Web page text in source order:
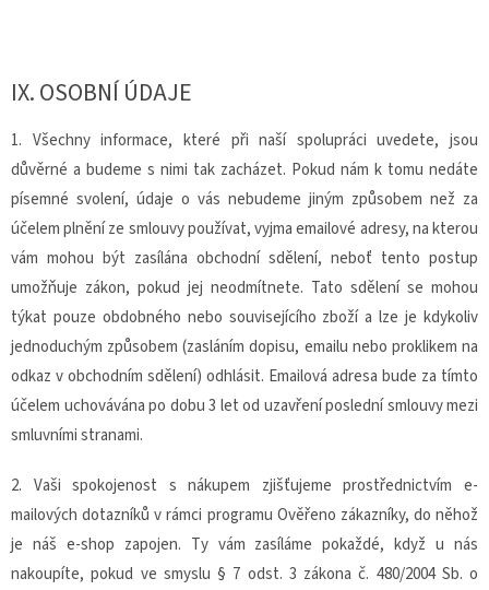
IX.OSOBNÍ ÚDAJE
1. Všechny informace, které při naší spolupráci uvedete, jsou
důvěrné a budeme s nimi tak zacházet. Pokud nám k tomu nedáte
písemné svolení, údaje o vás nebudeme jiným způsobem než za
účelem plnění ze smlouvy používat, vyjma emailové adresy, na kterou
vám mohou být zasílána obchodní sdělení, neboť tento postup
umožňuje zákon, pokud jej neodmítnete. Tato sdělení se mohou
týkat pouze obdobného nebo souvisejícího zboží a lze je kdykoliv
jednoduchým způsobem (zasláním dopisu, emailu nebo proklikem na
odkaz v obchodním sdělení) odhlásit. Emailová adresa bude za tímto
účelem uchovávána po dobu 3 let od uzavření poslední smlouvy mezi
smluvními stranami.
2. Vaši spokojenost s nákupem zjišťujeme prostřednictvím e-
mailových dotazníků v rámci programu Ověřeno zákazníky, do něhož
je náš e-shop zapojen. Ty vám zasíláme pokaždé, když u nás
nakoupíte, pokud ve smyslu § 7 odst. 3 zákona č. 480/2004 Sb. o